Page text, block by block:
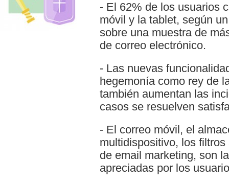
- El 62% de los usuarios
móvil y la tablet, según
sobre una muestra de
de correo electrónico.
- Las nuevas
hegemonía como rey de
también aumentan las
casos se resuelven
- El correo móvil, el
multidispositivo, los
de email marketing, son
apreciadas por los